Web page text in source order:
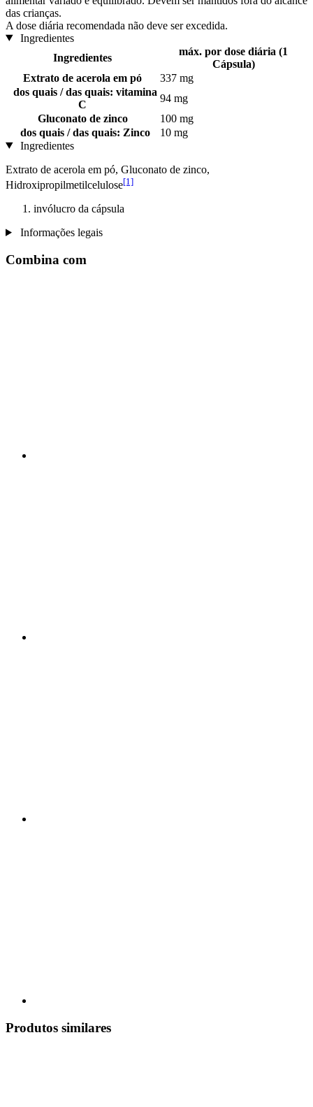
das crianças.
A dose diária recomendada não deve ser excedida.
Ingredientes
Ingredientes
máx. por dose diária (1
Cápsula)
Extrato de acerola em pó
337 mg
dos quais / das quais: vitamina
C
94 mg
Gluconato de zinco
100 mg
dos quais / das quais: Zinco
10 mg
Ingredientes
Extrato de acerola em pó, Gluconato de zinco,
Hidroxipropilmetilcelulose[1]
invólucro da cápsula
Informações legais
Combina com
Produtos similares